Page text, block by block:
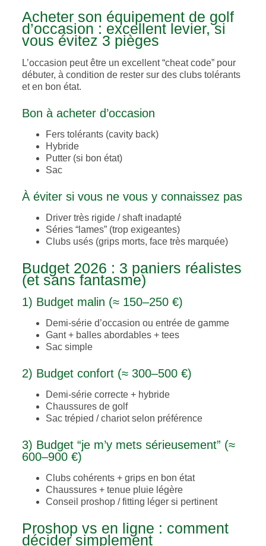
Acheter son équipement de golf
d’occasion : excellent levier, si
vous évitez 3 pièges
L’occasion peut être un excellent “cheat code” pour
débuter, à condition de rester sur des clubs tolérants
et en bon état.
Bon à acheter d’occasion
Fers tolérants (cavity back)
Hybride
Putter (si bon état)
Sac
À éviter si vous ne vous y connaissez pas
Driver très rigide / shaft inadapté
Séries “lames” (trop exigeantes)
Clubs usés (grips morts, face très marquée)
Budget 2026 : 3 paniers réalistes
(et sans fantasme)
1) Budget malin (≈ 150–250 €)
Demi-série d’occasion ou entrée de gamme
Gant + balles abordables + tees
Sac simple
2) Budget confort (≈ 300–500 €)
Demi-série correcte + hybride
Chaussures de golf
Sac trépied / chariot selon préférence
3) Budget “je m’y mets sérieusement” (≈
600–900 €)
Clubs cohérents + grips en bon état
Chaussures + tenue pluie légère
Conseil proshop / fitting léger si pertinent
Proshop vs en ligne : comment
décider simplement